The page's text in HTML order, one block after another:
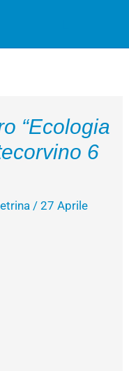
“Ecologia
6
/27 Aprile